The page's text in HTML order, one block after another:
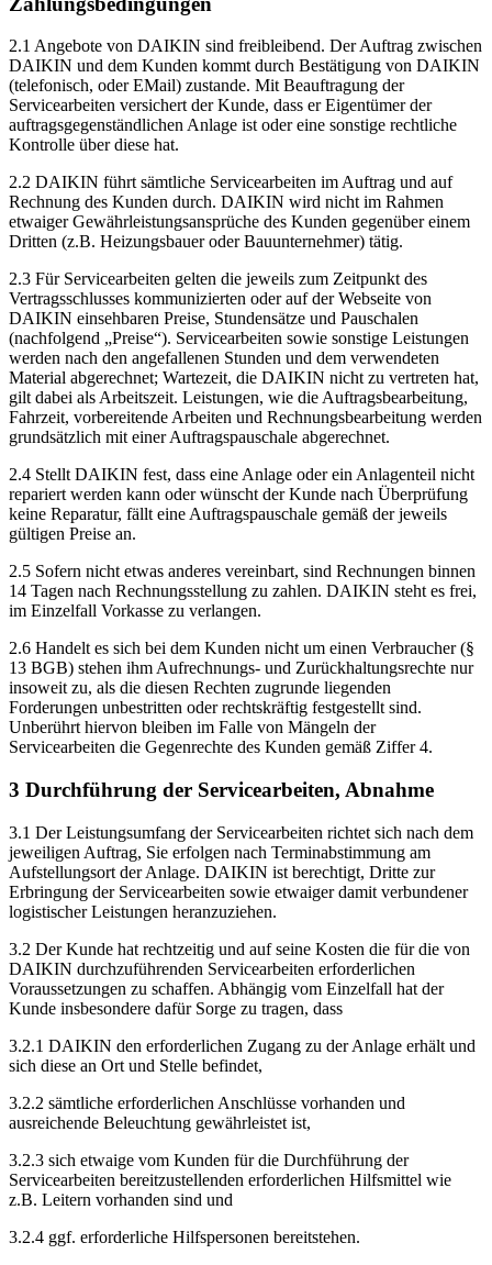
2.1 Angebote von DAIKIN sind freibleibend. Der Auftrag zwischen
DAIKIN und dem Kunden kommt durch Bestätigung von DAIKIN
(telefonisch, oder EMail) zustande. Mit Beauftragung der
Servicearbeiten versichert der Kunde, dass er Eigentümer der
auftragsgegenständlichen Anlage ist oder eine sonstige rechtliche
Kontrolle über diese hat.
2.2 DAIKIN führt sämtliche Servicearbeiten im Auftrag und auf
Rechnung des Kunden durch. DAIKIN wird nicht im Rahmen
etwaiger Gewährleistungsansprüche des Kunden gegenüber einem
Dritten (z.B. Heizungsbauer oder Bauunternehmer) tätig.
2.3 Für Servicearbeiten gelten die jeweils zum Zeitpunkt des
Vertragsschlusses kommunizierten oder auf der Webseite von
DAIKIN einsehbaren Preise, Stundensätze und Pauschalen
(nachfolgend „Preise“). Servicearbeiten sowie sonstige Leistungen
werden nach den angefallenen Stunden und dem verwendeten
Material abgerechnet; Wartezeit, die DAIKIN nicht zu vertreten hat,
gilt dabei als Arbeitszeit. Leistungen, wie die Auftragsbearbeitung,
Fahrzeit, vorbereitende Arbeiten und Rechnungsbearbeitung werden
grundsätzlich mit einer Auftragspauschale abgerechnet.
2.4 Stellt DAIKIN fest, dass eine Anlage oder ein Anlagenteil nicht
repariert werden kann oder wünscht der Kunde nach Überprüfung
keine Reparatur, fällt eine Auftragspauschale gemäß der jeweils
gültigen Preise an.
2.5 Sofern nicht etwas anderes vereinbart, sind Rechnungen binnen
14 Tagen nach Rechnungsstellung zu zahlen. DAIKIN steht es frei,
im Einzelfall Vorkasse zu verlangen.
2.6 Handelt es sich bei dem Kunden nicht um einen Verbraucher (§
13 BGB) stehen ihm Aufrechnungs- und Zurückhaltungsrechte nur
insoweit zu, als die diesen Rechten zugrunde liegenden
Forderungen unbestritten oder rechtskräftig festgestellt sind.
Unberührt hiervon bleiben im Falle von Mängeln der
Servicearbeiten die Gegenrechte des Kunden gemäß Ziffer 4.
3 Durchführung der Servicearbeiten, Abnahme
3.1 Der Leistungsumfang der Servicearbeiten richtet sich nach dem
jeweiligen Auftrag, Sie erfolgen nach Terminabstimmung am
Aufstellungsort der Anlage. DAIKIN ist berechtigt, Dritte zur
Erbringung der Servicearbeiten sowie etwaiger damit verbundener
logistischer Leistungen heranzuziehen.
3.2 Der Kunde hat rechtzeitig und auf seine Kosten die für die von
DAIKIN durchzuführenden Servicearbeiten erforderlichen
Voraussetzungen zu schaffen. Abhängig vom Einzelfall hat der
Kunde insbesondere dafür Sorge zu tragen, dass
3.2.1 DAIKIN den erforderlichen Zugang zu der Anlage erhält und
sich diese an Ort und Stelle befindet,
3.2.2 sämtliche erforderlichen Anschlüsse vorhanden und
ausreichende Beleuchtung gewährleistet ist,
3.2.3 sich etwaige vom Kunden für die Durchführung der
Servicearbeiten bereitzustellenden erforderlichen Hilfsmittel wie
z.B. Leitern vorhanden sind und
3.2.4 ggf. erforderliche Hilfspersonen bereitstehen.